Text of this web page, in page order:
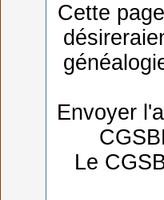
Cette
Envoyer
Le